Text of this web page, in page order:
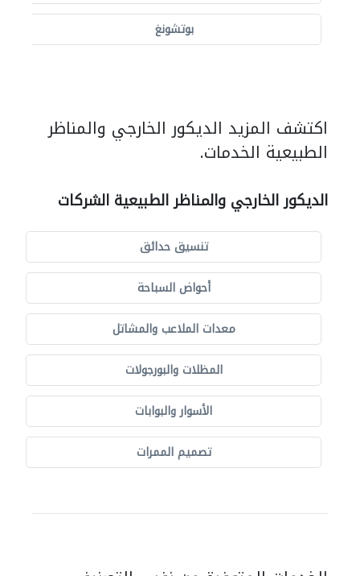
بوتشونغ
اكتشف المزيد الديكور الخارجي والمناظر
الطبيعية الخدمات.
الديكور الخارجي والمناظر الطبيعية الشركات
تنسيق حدائق
أحواض السباحة
معدات الملاعب والمشاتل
المظلات والبورجولات
الأسوار والبوابات
تصميم الممرات